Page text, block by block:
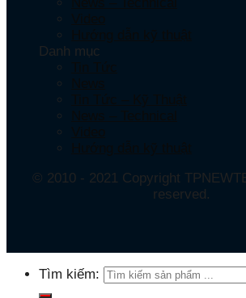
Danh mục
© 2010 - 2021 Copyright
reserved.
Tìm kiếm: